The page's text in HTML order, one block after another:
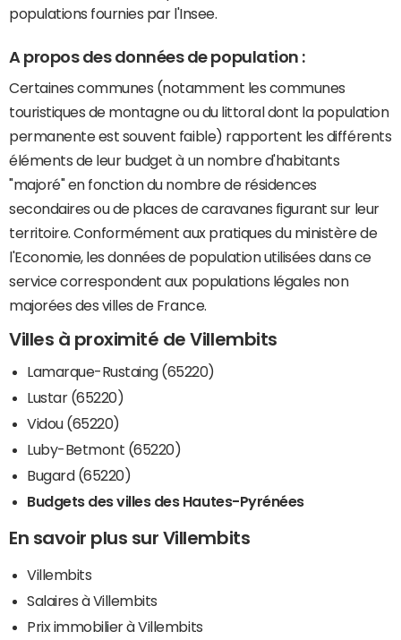
populations fournies par l'Insee.
A propos des données de population :
Certaines communes (notamment les communes
touristiques de montagne ou du littoral dont la population
permanente est souvent faible) rapportent les différents
éléments de leur budget à un nombre d'habitants
"majoré" en fonction du nombre de résidences
secondaires ou de places de caravanes figurant sur leur
territoire. Conformément aux pratiques du ministère de
l'Economie, les données de population utilisées dans ce
service correspondent aux populations légales non
majorées des villes de France.
Villes à proximité de Villembits
Lamarque-Rustaing (65220)
Lustar (65220)
Vidou (65220)
Luby-Betmont (65220)
Bugard (65220)
Budgets des villes des Hautes-Pyrénées
En savoir plus sur Villembits
Villembits
Salaires à Villembits
Prix immobilier à Villembits